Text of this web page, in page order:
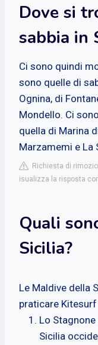
Dove si
sabbia in
Ci sono quindi
sono quelle di
Ognina, di
Mondello. Ci
quella di Marina
Marzamemi e La
Richiesta di
isualizza la risposta
Quali
Sicilia?
Le Maldive della
praticare Kitesurf
Lo
Sicilia